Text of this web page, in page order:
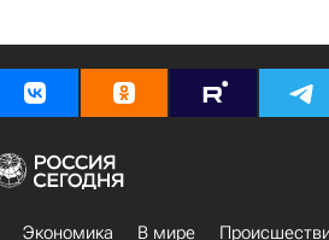
Экономика В мире